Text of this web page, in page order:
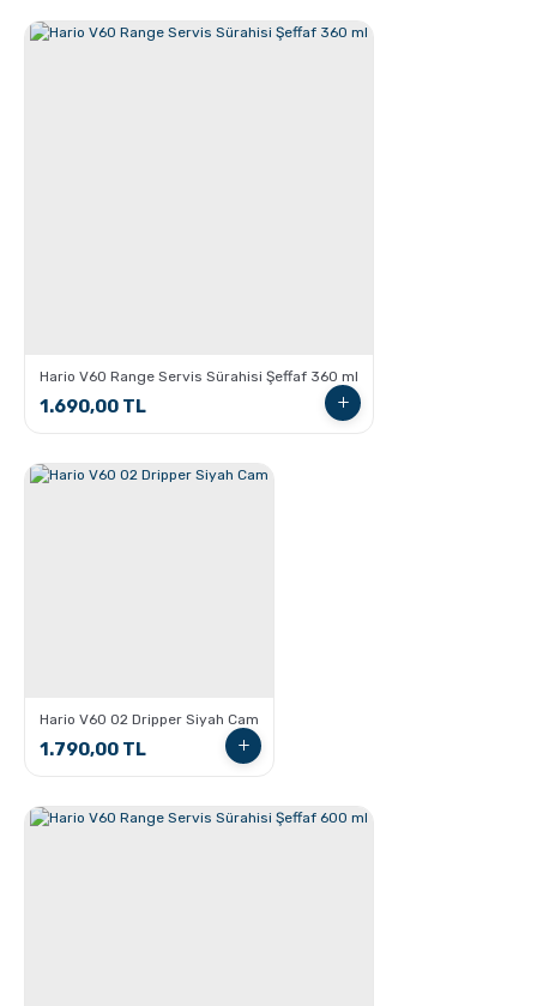
Hario V60 Range Servis Sürahisi Şeffaf 360 ml
1.690,00 TL
Hario V60 02 Dripper Siyah Cam
1.790,00 TL